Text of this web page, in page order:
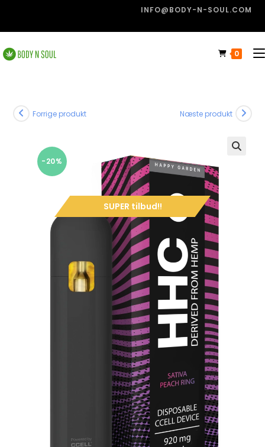
INFO@BODY-N-SOUL.COM
0
-20%
Forrige produkt Næste produkt
SUPER tilbud!!